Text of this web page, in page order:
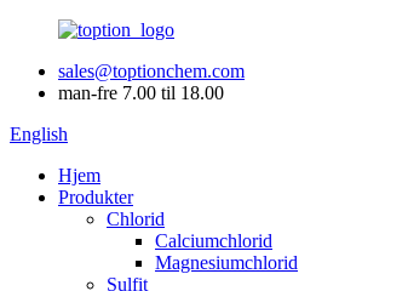
sales@toptionchem.com
man-fre 7.00 til 18.00
English
Hjem
Produkter
Chlorid
Calciumchlorid
Magnesiumchlorid
Sulfit